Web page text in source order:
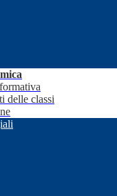
delle classi